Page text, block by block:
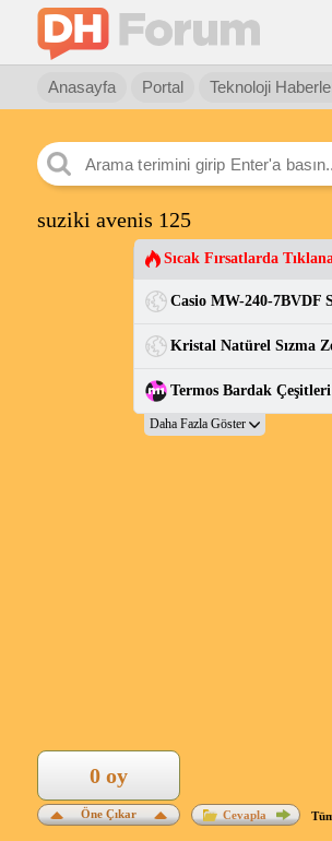
Anasayfa Portal Teknoloji
suziki avenis 125
Sıcak Fırsatlarda
Kristal Natürel Sızma
Termos Bardak
Öne Çıkar
0 oy
Cevapla